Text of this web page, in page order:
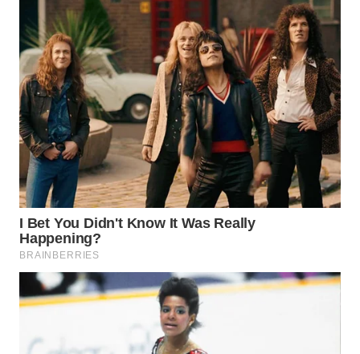
WN DELI
SERDANG
WN
TEBING
TINGGI
WN
PAKPAK
WN
KARAWANG
WN
BEKASI